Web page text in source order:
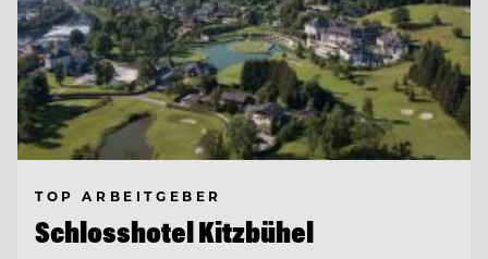
TOP ARBEITGEBER
Schlosshotel Kitzbühel